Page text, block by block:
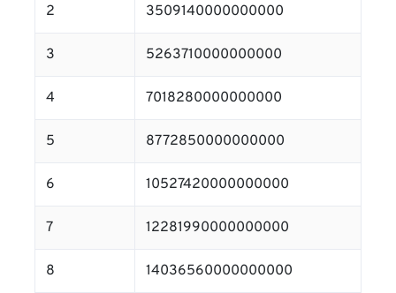
2 3509140000000000
3 5263710000000000
4 7018280000000000
5 8772850000000000
6 10527420000000000
7 12281990000000000
8 14036560000000000